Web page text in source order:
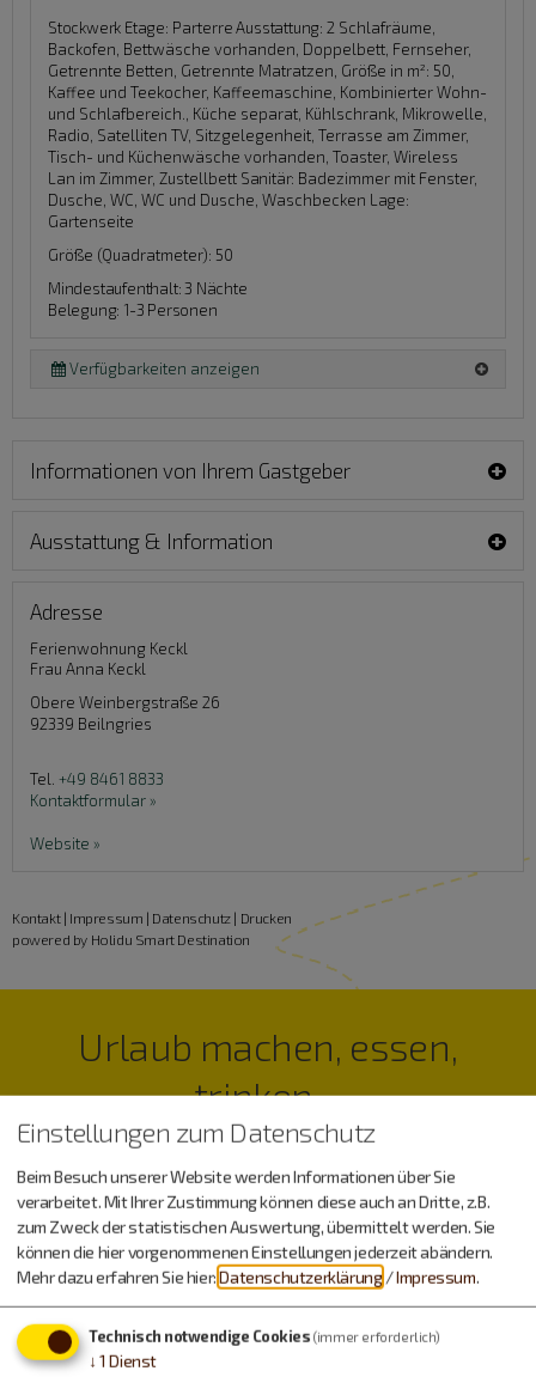
Stockwerk Etage: ParterreAusstattung: 2 Schlafräume,
Backofen, Bettwäsche vorhanden, Doppelbett, Fernseher,
Getrennte Betten, Getrennte Matratzen, Größe in m²: 50,
Kaffee und Teekocher, Kaffeemaschine, Kombinierter Wohn-
und Schlafbereich., Küche separat, Kühlschrank, Mikrowelle,
Radio, Satelliten TV, Sitzgelegenheit, Terrasse am Zimmer,
Tisch- und Küchenwäsche vorhanden, Toaster, Wireless
Lan im Zimmer, Zustellbett Sanitär: Badezimmer mit Fenster,
Dusche, WC, WC und Dusche, Waschbecken Lage:
Gartenseite
Größe (Quadratmeter): 50
Mindestaufenthalt: 3 Nächte
Belegung: 1-3 Personen
Verfügbarkeiten anzeigen
Informationen von Ihrem Gastgeber
Ausstattung & Information
Adresse
Ferienwohnung Keckl
Frau Anna Keckl
Obere Weinbergstraße 26
92339 Beilngries
Tel. +49 8461 8833
Kontaktformular »
Website »
Kontakt| Impressum | Datenschutz| Drucken
powered by Holidu Smart Destination
Urlaub machen, essen,
trinken…
Einstellungen zum Datenschutz
Beim Besuch unserer Website werden Informationen über Sie
verarbeitet. Mit Ihrer Zustimmung können diese auch an Dritte, z.B.
zum Zweck der statistischen Auswertung, übermittelt werden. Sie
können die hier vorgenommenen Einstellungen jederzeit abändern.
Mehr dazu erfahren Sie hier:Datenschutzerklärung /Impressum.
Technisch notwendige Cookies (immer erforderlich)
↓ 1 Dienst